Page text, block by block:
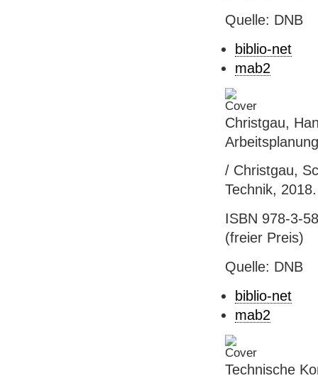
Quelle: DNB
biblio-net
mab2
Christgau,
/ Christgau,
Technik,
ISBN 978-3-
(freier Preis)
Quelle: DNB
biblio-net
mab2
Technische